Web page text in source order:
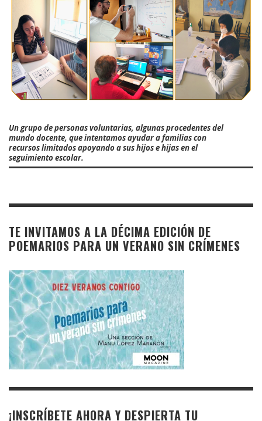
Un grupo de personas voluntarias, algunas procedentes del
mundo docente, que intentamos ayudar a familias con
recursos limitados apoyando a sus hijos e hijas en el
seguimiento escolar.
TE INVITAMOS A LA DÉCIMA EDICIÓN DE
POEMARIOS PARA UN VERANO SIN CRÍMENES
¡INSCRÍBETE AHORA Y DESPIERTA TU